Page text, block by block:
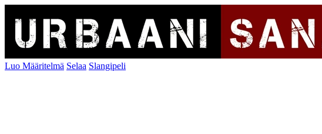
Luo Määritelmä Selaa Slangipeli